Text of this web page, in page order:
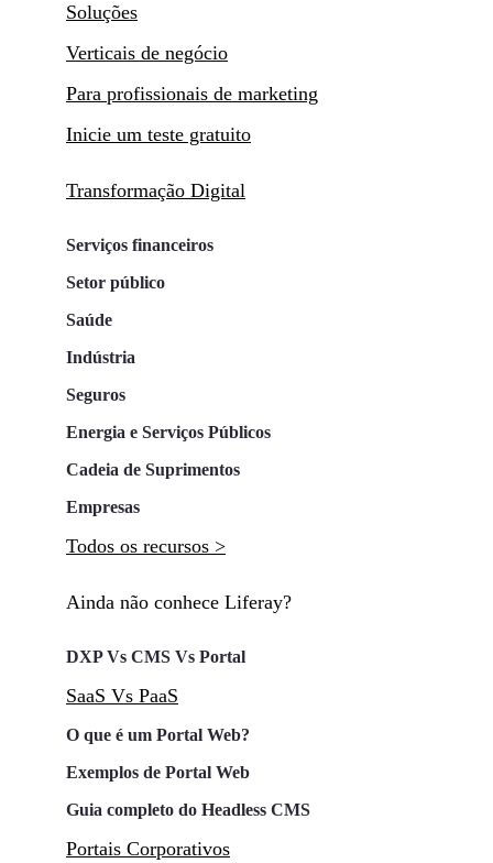
Soluções
Verticais de negócio
Para profissionais de marketing
Inicie um teste gratuito
Transformação Digital
Serviços financeiros
Setor público
Saúde
Indústria
Seguros
Energia e Serviços Públicos
Cadeia de Suprimentos
Empresas
Todos os recursos >
Ainda não conhece Liferay?
DXP Vs CMS Vs Portal
SaaS Vs PaaS
O que é um Portal Web?
Exemplos de Portal Web
Guia completo do Headless CMS
Portais Corporativos